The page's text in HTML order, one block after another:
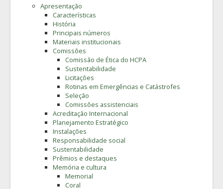
Apresentação
Características
História
Principais números
Materiais institucionais
Comissões
Comissão de Ética do HCPA
Sustentabilidade
Licitações
Rotinas em Emergências e Catástrofes
Seleção
Comissões assistenciais
Acreditação Internacional
Planejamento Estratégico
Instalações
Responsabilidade social
Sustentabilidade
Prêmios e destaques
Memória e cultura
Memorial
Coral